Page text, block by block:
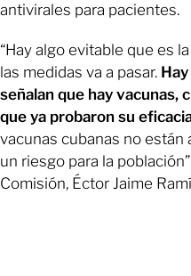
antivirales para pacientes.
“Hay algo evitable que es
las medidas va a pasar.
señalan que hay vacunas,
que ya probaron su
vacunas cubanas no están
un riesgo para la
Comisión, Éctor Jaime